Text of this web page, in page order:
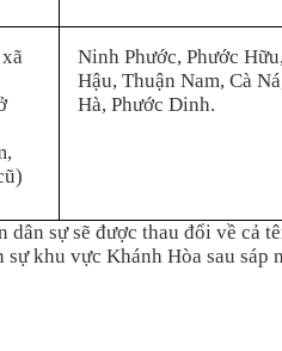
Ninh Phước, Phước
Hậu, Thuận Nam, Cà
Hà, Phước Dinh.
dân sự sẽ được thau đổi về
khu vực Khánh Hòa sau sáp